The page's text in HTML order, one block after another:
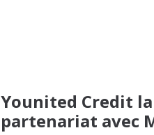
Younited Credit
partenariat avec